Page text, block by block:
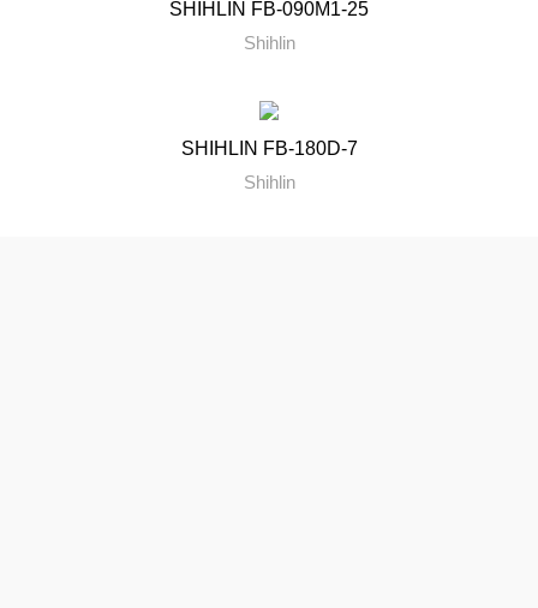
SHIHLIN FB-090M1-25
Shihlin
SHIHLIN FB-180D-7
Shihlin